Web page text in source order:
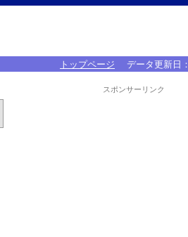
トップページ データ更新日：
スポンサーリンク